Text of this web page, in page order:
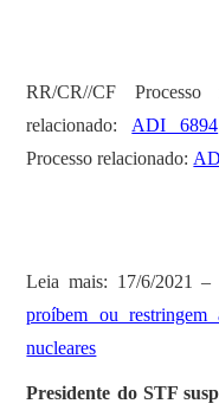
RR/CR//CF Processo
relacionado: ADI 6894
Processo relacionado:
Leia mais: 17/6/2021 –
proíbem ou restringem
nucleares
Presidente do STF